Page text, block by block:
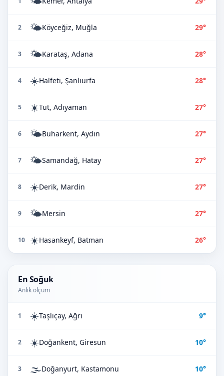
2 🌤️Köyceğiz, Muğla 29°
3 🌤️Karataş, Adana 28°
4 ☀️Halfeti, Şanlıurfa 28°
5 ☀️Tut, Adıyaman 27°
6 🌤️Buharkent, Aydın 27°
7 🌤️Samandağ, Hatay 27°
8 ☀️Derik, Mardin 27°
9 🌤️Mersin 27°
10 ☀️Hasankeyf, Batman 26°
En Soğuk
Anlık ölçüm
1 ☀️Taşlıçay, Ağrı 9°
2 ☀️Doğankent, Giresun 10°
3 🌫️Doğanyurt, Kastamonu 10°